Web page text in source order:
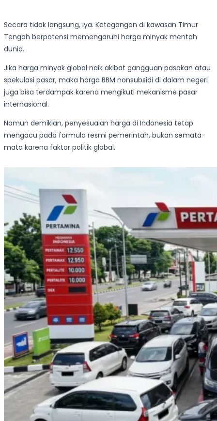
Secara tidak langsung, iya. Ketegangan di kawasan Timur
Tengah berpotensi memengaruhi harga minyak mentah
dunia.
Jika harga minyak global naik akibat gangguan pasokan atau
spekulasi pasar, maka harga BBM nonsubsidi di dalam negeri
juga bisa terdampak karena mengikuti mekanisme pasar
internasional.
Namun demikian, penyesuaian harga di Indonesia tetap
mengacu pada formula resmi pemerintah, bukan semata-
mata karena faktor politik global.